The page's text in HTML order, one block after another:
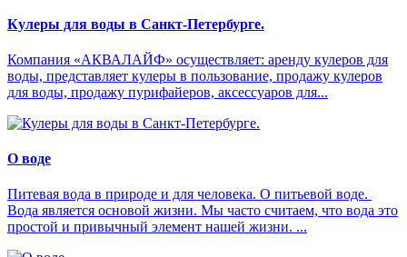
Кулеры для воды в Санкт-Петербурге.
Компания «АКВАЛАЙФ» осуществляет: аренду кулеров для
воды, представляет кулеры в пользование, продажу кулеров
для воды, продажу пурифайеров, аксессуаров для...
О воде
Питевая вода в природе и для человека. О питьевой воде.
Вода является основой жизни. Мы часто считаем, что вода это
простой и привычный элемент нашей жизни. ...